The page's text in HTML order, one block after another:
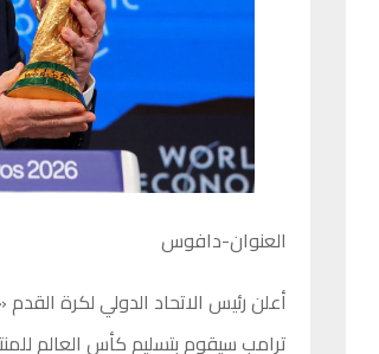
العنوان-دافوس
أعلن رئيس الاتحاد الدولي لكرة القدم